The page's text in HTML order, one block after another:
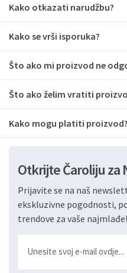
Kako otkazati narudžbu?
Kako se vrši isporuka?
Što ako mi proizvod ne
Što ako želim vratiti
Kako mogu platiti proizvod?
Otkrijte Čaroliju za
Prijavite se na naš
ekskluzivne pogodnosti,
trendove za vaše najmlađe!